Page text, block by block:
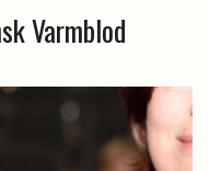
Varmblod